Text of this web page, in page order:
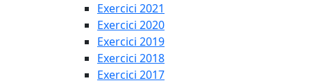
Exercici 2021
Exercici 2020
Exercici 2019
Exercici 2018
Exercici 2017